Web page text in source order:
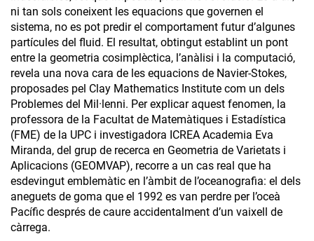
ni tan sols coneixent les equacions que governen el
sistema, no es pot predir el comportament futur d’algunes
partícules del fluid. El resultat, obtingut establint un pont
entre la geometria cosimplèctica, l’anàlisi i la computació,
revela una nova cara de les equacions de Navier-Stokes,
proposades pel Clay Mathematics Institute com un dels
Problemes del Mil·lenni. Per explicar aquest fenomen, la
professora de la Facultat de Matemàtiques i Estadística
(FME) de la UPC i investigadora ICREA Academia Eva
Miranda, del grup de recerca en Geometria de Varietats i
Aplicacions (GEOMVAP), recorre a un cas real que ha
esdevingut emblemàtic en l’àmbit de l’oceanografia: el dels
aneguets de goma que el 1992 es van perdre per l’oceà
Pacífic després de caure accidentalment d’un vaixell de
càrrega.